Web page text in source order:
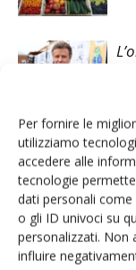
Per fornire le
utilizziamo
accedere alle
tecnologie
dati personali
o gli ID univoci su
personalizzati. Non
influireE-magazine